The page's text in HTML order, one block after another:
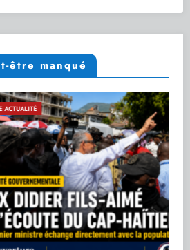
être manqué